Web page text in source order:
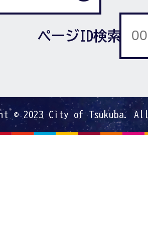
ページID検索
© 2023 City of Tsukuba.